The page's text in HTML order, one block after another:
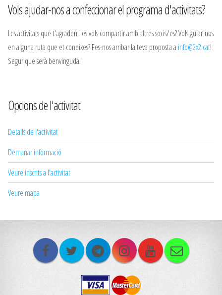
Vols ajudar-nos a confeccionar el programa d'activitats?
Les activitats que t'agraden, les vols compartir amb altres socis/es? Vols guiar-nos
en alguna ruta que et coneixes? Fes-nos arribar la teva proposta a info@2x2.cat!
Segur que serà benvinguda!
Opcions de l'activitat
Detalls de l'activitat
Demanar informació
Veure inscrits a l'activitat
Veure mapa